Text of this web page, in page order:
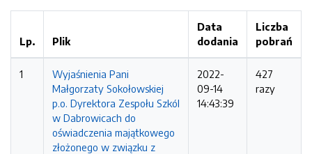
Lp. Plik
Data
dodania
Liczba
pobrań
1
Wyjaśnienia Pani
Małgorzaty Sokołowskiej
p.o. Dyrektora Zespołu Szkól
w Dabrowicach do
oświadczenia majątkowego
złożonego w związku z
2022-
09-14
14:43:39
427
razy